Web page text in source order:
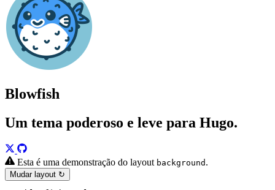
Blowfish
Um tema poderoso e leve para Hugo.
Esta é uma demonstração do layout background .
Mudar layout ↻